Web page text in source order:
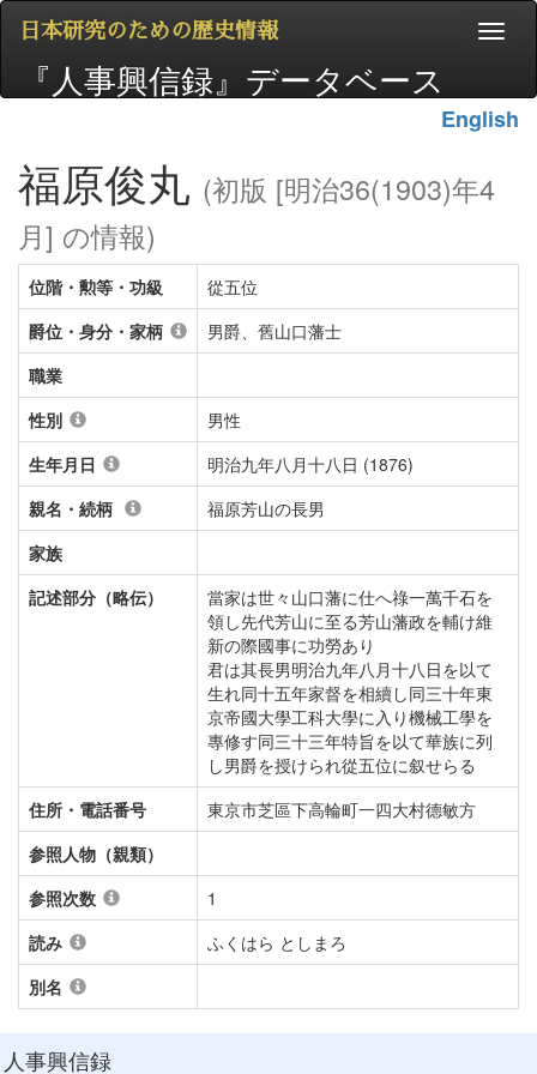
日本研究のための歴史情報
『人事興信録』データベース
English
福原俊丸 (初版 [明治36(1903)年4
月] の情報)
位階・勲等・功級
從五位
爵位・身分・家柄
男爵、舊山口藩士
職業
性別
男性
生年月日
明治九年八月十八日 (1876)
親名・続柄
福原芳山の長男
家族
記述部分（略伝）
當家は世々山口藩に仕へ祿一萬千石を
領し先代芳山に至る芳山藩政を輔け維
新の際國事に功勞あり
君は其長男明治九年八月十八日を以て
生れ同十五年家督を相續し同三十年東
京帝國大學工科大學に入り機械工學を
專修す同三十三年特旨を以て華族に列
し男爵を授けられ從五位に叙せらる
住所・電話番号
東京市芝區下高輪町一四大村德敏方
参照人物（親類）
参照次数
1
読み
ふくはら としまろ
別名
人事興信録